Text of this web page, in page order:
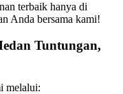
terbaik hanya di
Anda bersama kami!
Tuntungan,
melalui: